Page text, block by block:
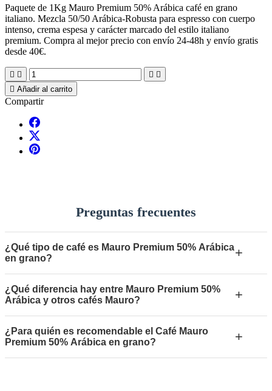
Paquete de 1Kg Mauro Premium 50% Arábica café en grano
italiano. Mezcla 50/50 Arábica-Robusta para espresso con cuerpo
intenso, crema espesa y carácter marcado del estilo italiano
premium. Compra al mejor precio con envío 24-48h y envío gratis
desde 40€.
   
 Añadir al carrito
Compartir
Preguntas frecuentes
¿Qué tipo de café es Mauro Premium 50% Arábica
en grano?
+
¿Qué diferencia hay entre Mauro Premium 50%
Arábica y otros cafés Mauro?
+
¿Para quién es recomendable el Café Mauro
Premium 50% Arábica en grano?
+